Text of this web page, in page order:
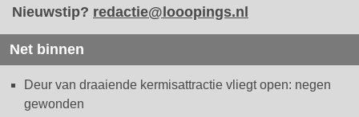
Nieuwstip? redactie@looopings.nl
Net binnen
Deur van draaiende kermisattractie vliegt open: negen
gewonden